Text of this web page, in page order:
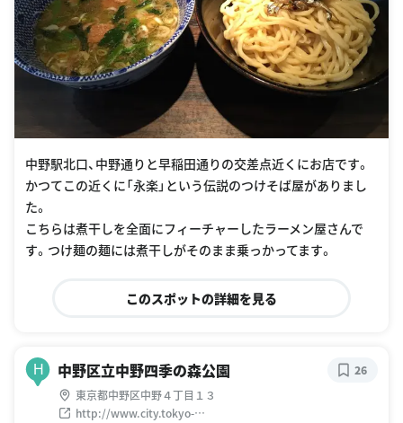
中野駅北口、中野通りと早稲田通りの交差点近くにお店です。
かつてこの近くに「永楽」という伝説のつけそば屋がありまし
た。
こちらは煮干しを全面にフィーチャーしたラーメン屋さんで
す。つけ麺の麺には煮干しがそのまま乗っかってます。
このスポットの詳細を見る
H 中野区立中野四季の森公園
東京都中野区中野４丁目１３
http://www.city.tokyo-
26